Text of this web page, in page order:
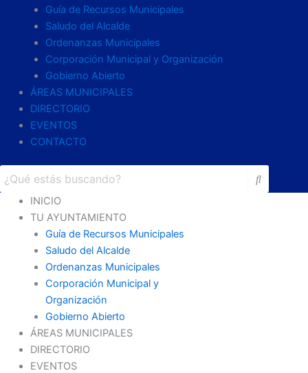
Guía de Recursos Municipales
Saludo del Alcalde
Ordenanzas Municipales
Corporación Municipal y Organización
Gobierno Abierto
ÁREAS MUNICIPALES
DIRECTORIO
EVENTOS
CONTACTO
INICIO
TU AYUNTAMIENTO
Guía de Recursos Municipales
Saludo del Alcalde
Ordenanzas Municipales
Corporación Municipal y
Organización
Gobierno Abierto
ÁREAS MUNICIPALES
DIRECTORIO
EVENTOS